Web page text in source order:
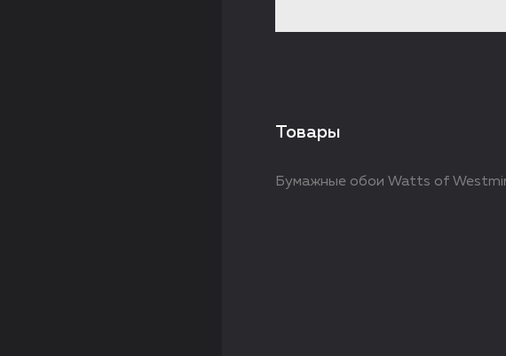
Товары
Бумажные обои Watts of